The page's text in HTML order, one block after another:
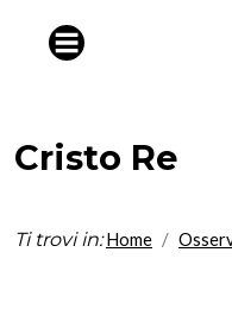
Cristo Re
Ti trovi in: Home